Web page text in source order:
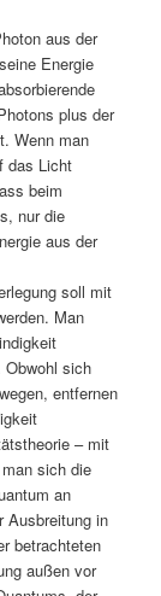
aus der
Energie
plus der
Wenn man
das Licht
beim
nur die
aus der
soll mit
Man
Obwohl sich
entfernen
– mit
sich die
an
Ausbreitung in
betrachteten
außen vor